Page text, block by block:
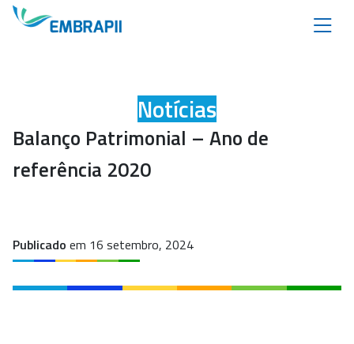
Notícias
Balanço Patrimonial – Ano de
referência 2020
Publicado em 16 setembro, 2024